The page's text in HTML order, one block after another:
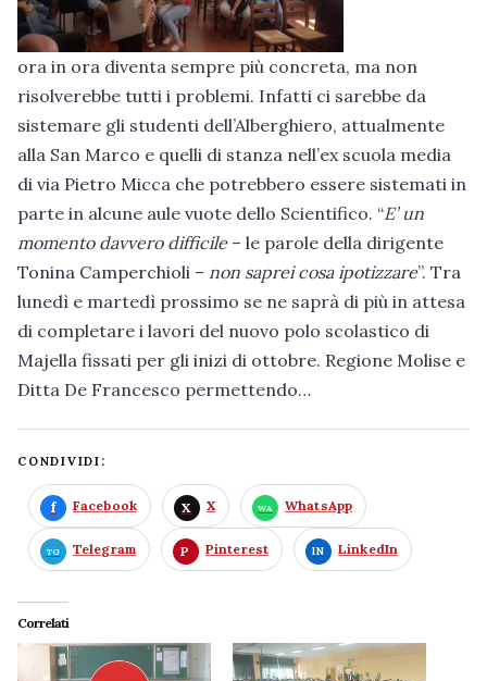
ora in ora diventa sempre più concreta, ma non
risolverebbe tutti i problemi. Infatti ci sarebbe da
sistemare gli studenti dell’Alberghiero, attualmente
alla San Marco e quelli di stanza nell’ex scuola media
di via Pietro Micca che potrebbero essere sistemati in
parte in alcune aule vuote dello Scientifico. “E’ un
momento davvero difficile – le parole della dirigente
Tonina Camperchioli – non saprei cosa ipotizzare”. Tra
lunedì e martedì prossimo se ne saprà di più in attesa
di completare i lavori del nuovo polo scolastico di
Majella fissati per gli inizi di ottobre. Regione Molise e
Ditta De Francesco permettendo…
CONDIVIDI:
Facebook X WhatsApp
Telegram Pinterest LinkedIn
Correlati